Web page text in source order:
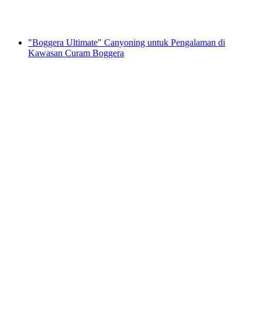
"Boggera Ultimate" Canyoning untuk Pengalaman di
Kawasan Curam Boggera